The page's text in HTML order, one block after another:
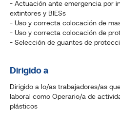
- Actuación ante emergencia por
extintores y BIES´s
- Uso y correcta colocación de
- Uso y correcta colocación de
- Selección de guantes de
Dirigido a
Dirigido a lo/as trabajadores/as
laboral como Operario/a de
plásticos